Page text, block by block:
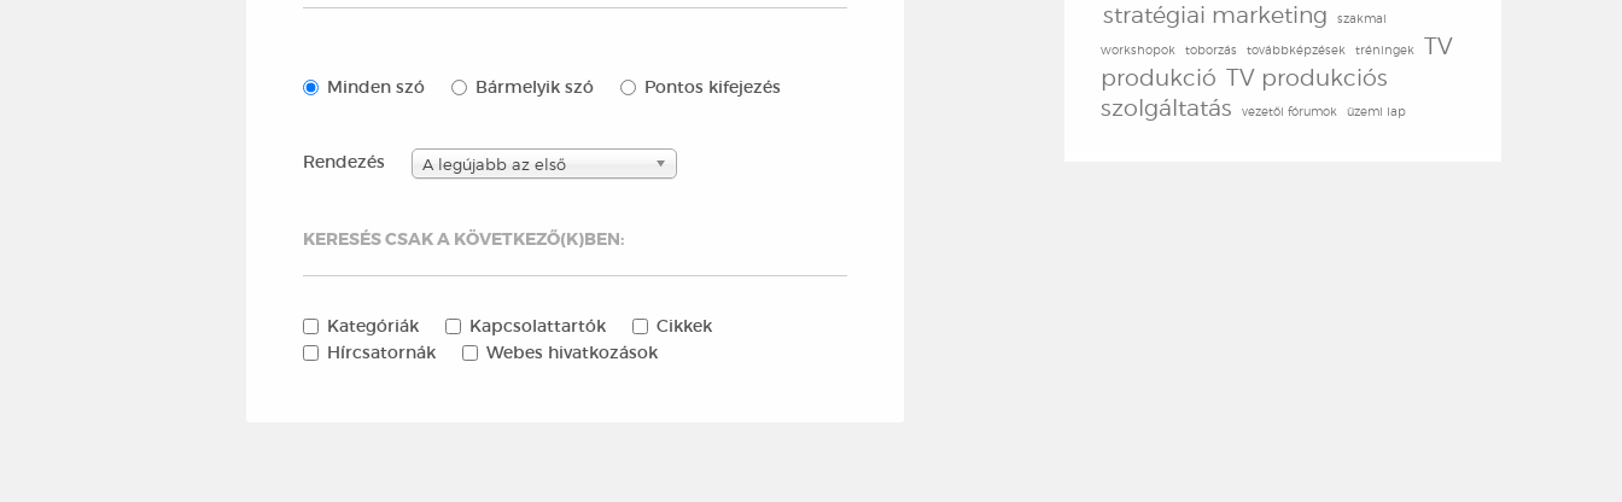
Minden szó Bármelyik szó Pontos kifejezés
Rendezés A legújabb az első
KERESÉS CSAK A KÖVETKEZŐ(K)BEN:
Kategóriák Kapcsolattartók
Cikkek
Hírcsatornák
Webes hivatkozások
stratégiai marketing
szakmai
workshopok toborzás továbbképzések tréningek
TV
produkció TV produkciós
szolgáltatás
vezetői fórumok üzemi lap